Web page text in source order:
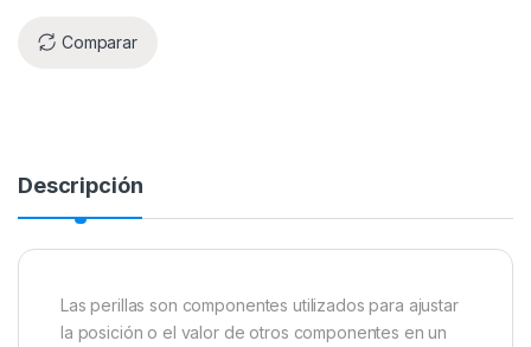
Comparar
Descripción
Las perillas son componentes utilizados para ajustar
la posición o el valor de otros componentes en un